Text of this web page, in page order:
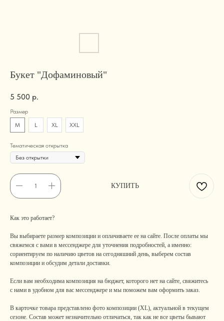
Букет "Дофаминовый"
5 500 р.
Размер
M
L XL XXL
Тематическая открытка
КУПИТЬ
Как это работает?
Вы выбираете размер композиции и оплачиваете ее на сайте. После оплаты мы
свяжемся с вами в мессенджере для уточнения подробностей, а именно:
сориентируем по наличию цветов на сегодняшний день, выберем состав
композиции и обсудим детали доставки.
Если вам необходима композиция на бюджет, которого нет на сайте, свяжитесь
с нами в удобном для вас мессенджере и мы поможем вам оформить заказ.
В карточке товара представлено фото композиции (XL), актуальной в текущем
сезоне. Состав может незначительно отличаться, так как не все цветы бывают